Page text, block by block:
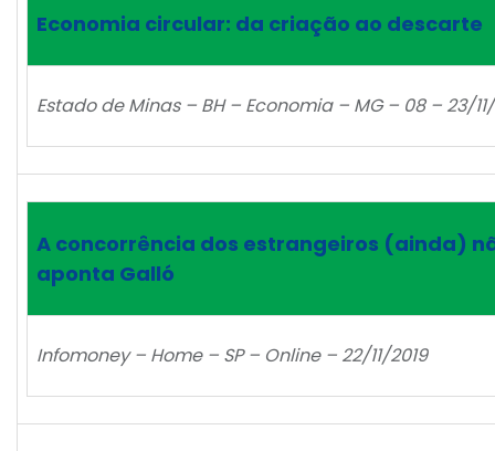
Economia circular: da criação ao descarte
Estado de Minas – BH – Economia – MG – 08 – 23/
A concorrência dos estrangeiros (ainda)
aponta Galló
Infomoney – Home – SP – Online – 22/11/2019